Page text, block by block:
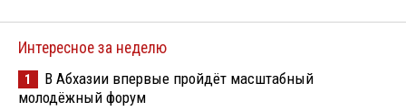
Интересное за неделю
1
В Абхазии впервые пройдёт масштабный
молодёжный форум